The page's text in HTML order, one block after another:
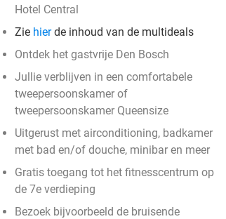
Hotel Central
Zie hierde inhoud van de multideals
Ontdek het gastvrije Den Bosch
Jullie verblijven in een comfortabele
tweepersoonskamer of
tweepersoonskamer Queensize
Uitgerust met airconditioning, badkamer
met bad en/of douche, minibar en meer
Gratis toegang tot het fitnesscentrum op
de 7e verdieping
Bezoek bijvoorbeeld de bruisende